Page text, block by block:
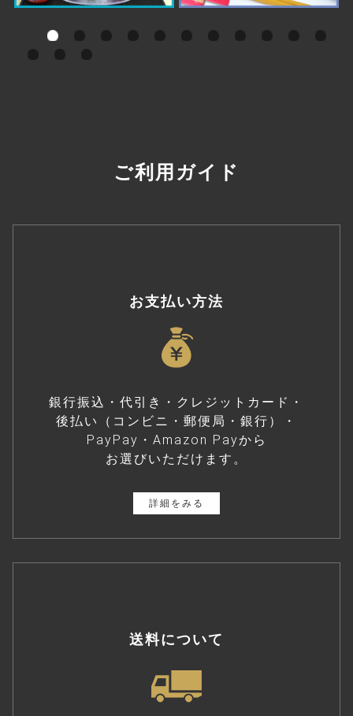
ご利用ガイド
お支払い方法
銀行振込・代引き・クレジットカード・
後払い（コンビニ・郵便局・銀行）・
PayPay・Amazon Payから
お選びいただけます。
詳細をみる
送料について